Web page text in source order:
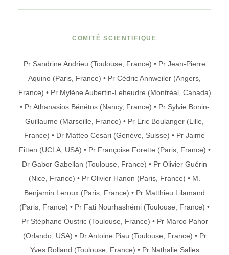
COMITÉ SCIENTIFIQUE
Pr Sandrine Andrieu (Toulouse, France) • Pr Jean-Pierre
Aquino (Paris, France) • Pr Cédric Annweiler (Angers,
France) • Pr Mylène Aubertin-Leheudre (Montréal, Canada)
• Pr Athanasios Bénétos (Nancy, France) • Pr Sylvie Bonin-
Guillaume (Marseille, France) • Pr Eric Boulanger (Lille,
France) • Dr Matteo Cesari (Genève, Suisse) • Pr Jaime
Fitten (UCLA, USA) • Pr Françoise Forette (Paris, France) •
Dr Gabor Gabellan (Toulouse, France) • Pr Olivier Guérin
(Nice, France) • Pr Olivier Hanon (Paris, France) • M.
Benjamin Leroux (Paris, France) • Pr Matthieu Lilamand
(Paris, France) • Pr Fati Nourhashémi (Toulouse, France) •
Pr Stéphane Oustric (Toulouse, France) • Pr Marco Pahor
(Orlando, USA) • Dr Antoine Piau (Toulouse, France) • Pr
Yves Rolland (Toulouse, France) • Pr Nathalie Salles